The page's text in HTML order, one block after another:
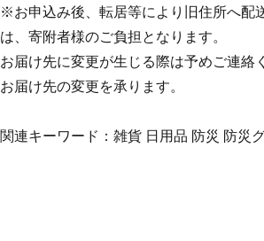
※お申込み後、転居等により旧住所へ配
は、寄附者様のご負担となります。
お届け先に変更が生じる際は予めご連絡
お届け先の変更を承ります。
関連キーワード：雑貨 日用品 防災 防災